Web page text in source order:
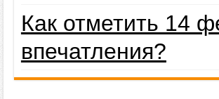
Как отметить 14
впечатления?